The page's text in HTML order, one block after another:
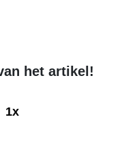
het artikel!
1x